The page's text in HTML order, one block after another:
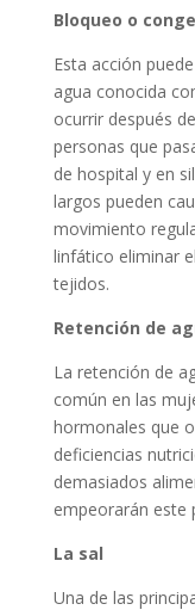
Bloqueo o
Esta acción
agua conocida
ocurrir después
personas que
de hospital y en
largos pueden
movimiento
linfático eliminar
tejidos.
Retención de
La retención de
común en las
hormonales que
deficiencias
demasiados
empeorarán este
La sal
Una de las